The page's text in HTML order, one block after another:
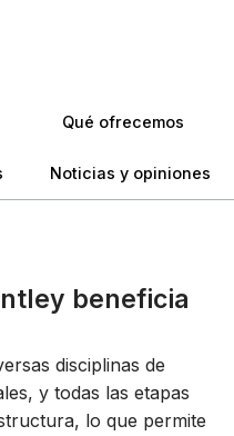
Qué ofrecemos
Noticias y opiniones
beneficia
disciplinas de
y todas las etapas
lo que permite